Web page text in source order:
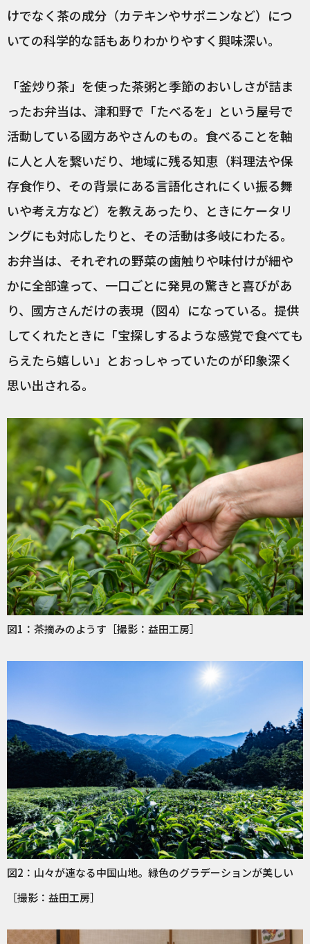
けでなく茶の成分（カテキンやサポニンなど）につ
いての科学的な話もありわかりやすく興味深い。
「釜炒り茶」を使った茶粥と季節のおいしさが詰ま
ったお弁当は、津和野で「たべるを」という屋号で
活動している國方あやさんのもの。食べることを軸
に人と人を繋いだり、地域に残る知恵（料理法や保
存食作り、その背景にある言語化されにくい振る舞
いや考え方など）を教えあったり、ときにケータリ
ングにも対応したりと、その活動は多岐にわたる。
お弁当は、それぞれの野菜の歯触りや味付けが細や
かに全部違って、一口ごとに発見の驚きと喜びがあ
り、國方さんだけの表現（図4）になっている。提供
してくれたときに「宝探しするような感覚で食べても
らえたら嬉しい」とおっしゃっていたのが印象深く
思い出される。
図1：茶摘みのようす［撮影：益田工房］
図2：山々が連なる中国山地。緑色のグラデーションが美しい
［撮影：益田工房］